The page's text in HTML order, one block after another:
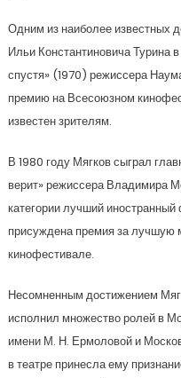
Одним из наиболее известных
Ильи Константиновича
спустя» (1970) режиссера
премию на Всесоюзном
известен зрителям.
В 1980 году Мягков сыграл
верит» режиссера Владимира
категории лучший
присуждена премия за лучшую
кинофестивале.
Несомненным достижением
исполнил множество ролей в
имени М. Н. Ермоловой и
в театре принесла ему